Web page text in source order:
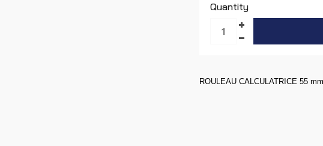
Quantity
ROULEAU